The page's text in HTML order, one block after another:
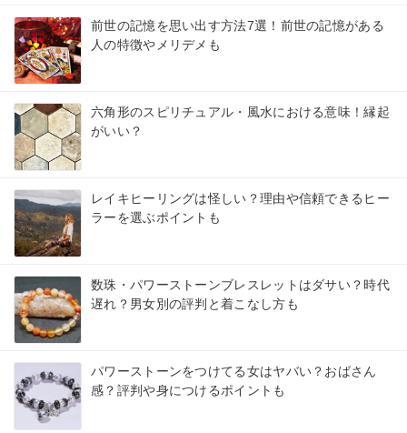
前世の記憶を思い出す方法7選！前世の記憶がある
人の特徴やメリデメも
六角形のスピリチュアル・風水における意味！縁起
がいい？
レイキヒーリングは怪しい？理由や信頼できるヒー
ラーを選ぶポイントも
数珠・パワーストーンブレスレットはダサい？時代
遅れ？男女別の評判と着こなし方も
パワーストーンをつけてる女はヤバい？おばさん
感？評判や身につけるポイントも